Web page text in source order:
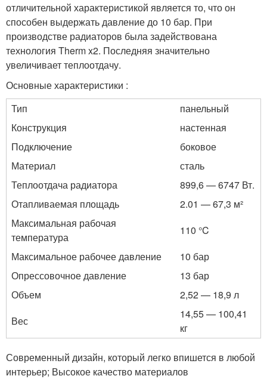
отличительной характеристикой является то, что он
способен выдержать давление до 10 бар. При
производстве радиаторов была задействована
технология Therm x2. Последняя значительно
увеличивает теплоотдачу.
Основные характеристики :
Тип
панельный
Конструкция
настенная
Подключение
боковое
Материал
сталь
Теплоотдача радиатора
899,6 — 6747 Вт.
Отапливаемая площадь
2.01 — 67,3 м²
Максимальная рабочая
температура
110 °C
Максимальное рабочее давление
10 бар
Опрессовочное давление
13 бар
Объем
2,52 — 18,9 л
Вес
14,55 — 100,41
кг
Современный дизайн, который легко впишется в любой
интерьер; Высокое качество материалов